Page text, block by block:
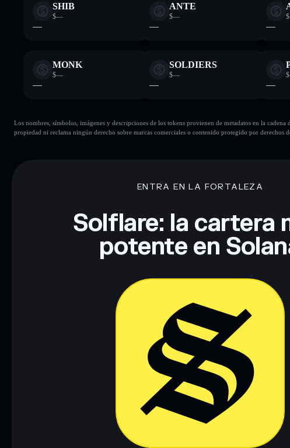
SHIB
$—
—
ANTE
$—
— —
MONK
$—
—
SOLDIERS
$—
— —
Los nombres, símbolos, imágenes y descripciones de los tokens provienen de metadatos en la
propiedad ni reclama ningún derecho sobre marcas comerciales o contenido protegido por derechos
ENTRA EN LA FORTALEZA
Solflare: la cartera
potente en